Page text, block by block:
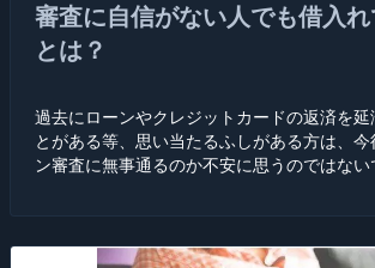
審査に自信がない人でも借入
とは？
過去にローンやクレジットカードの返済を延
とがある等、思い当たるふしがある方は、
ン審査に無事通るのか不安に思うのではない